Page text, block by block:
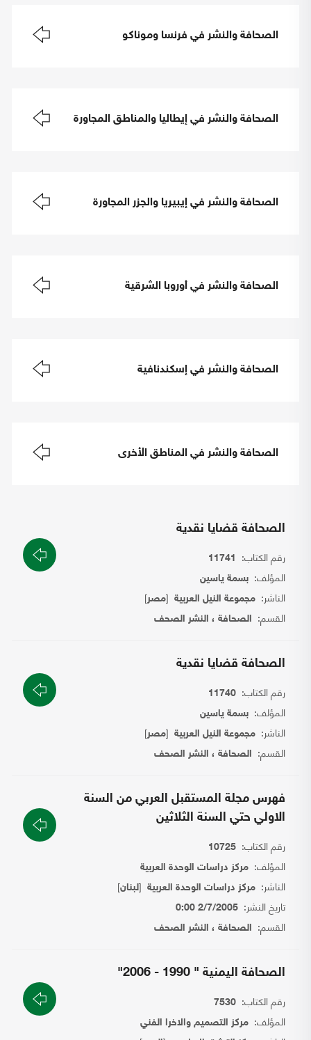
الصحافة والنشر في فرنسا وموناكو
الصحافة والنشر في إيطاليا والمناطق المجاورة
الصحافة والنشر في إيبيريا والجزر المجاورة
الصحافة والنشر في أوروبا الشرقية
الصحافة والنشر في إسكندنافية
الصحافة والنشر في المناطق الأخرى
الصحافة قضايا نقدية
رقم الكتاب: 11741
المؤلف: بسمة ياسين
الناشر: مجموعة النيل العربية [مصر]
القسم: الصحافة ، النشر الصحف
الصحافة قضايا نقدية
رقم الكتاب: 11740
المؤلف: بسمة ياسين
الناشر: مجموعة النيل العربية [مصر]
القسم: الصحافة ، النشر الصحف
فهرس مجلة المستقبل العربي من السنة
الاولي حتي السنة الثلاثين
رقم الكتاب: 10725
المؤلف: مركز دراسات الوحدة العربية
الناشر: مركز دراسات الوحدة العربية [لبنان]
تاريخ النشر: 2/7/2005 0:00
القسم: الصحافة ، النشر الصحف
الصحافة اليمنية " 1990 - 2006"
رقم الكتاب: 7530
المؤلف: مركز التصميم والاخرا الفني